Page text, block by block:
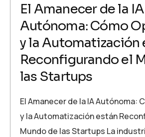
El Amanecer de la IA
Autónoma: Cómo
y la Automatización
Reconfigurando el
las Startups
El Amanecer de la IA Autónoma:
y la Automatización están
Mundo de las Startups La